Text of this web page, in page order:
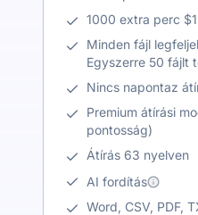
1000 extra perc
Minden fájl
Egyszerre 50 fájlt
Nincs napontaz
Premium átírási
pontosság)
Átírás 63 nyelven
AI fordítás
Word, CSV, PDF,